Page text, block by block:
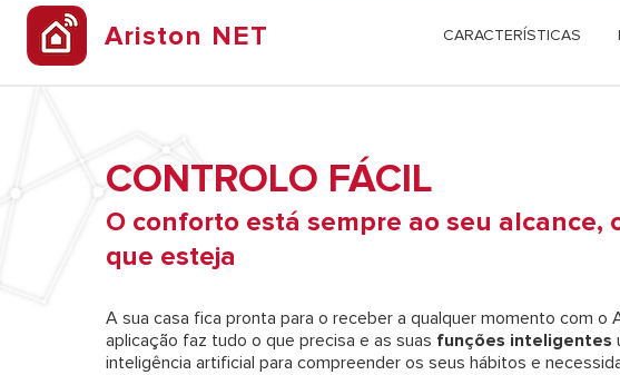
Ariston NET CARACTERÍSTICAS
CONTROLO FÁCIL
O conforto está sempre ao seu alcance,
que esteja
A sua casa fica pronta para o receber a qualquer momento com o
aplicação faz tudo o que precisa e as suas funções inteligentes
inteligência artificial para compreender os seus hábitos e